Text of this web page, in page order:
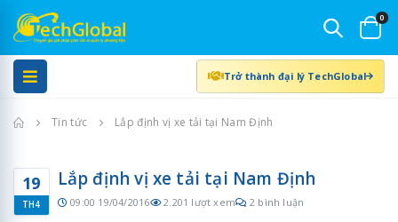
0
Trở thành đại lý TechGlobal
Trang chủ
Tin tức Lắp định vị xe tải tại Nam Định
19
TH4
Lắp định vị xe tải tại Nam Định
09:00 19/04/2016 2.201 lượt xem 2 bình luận